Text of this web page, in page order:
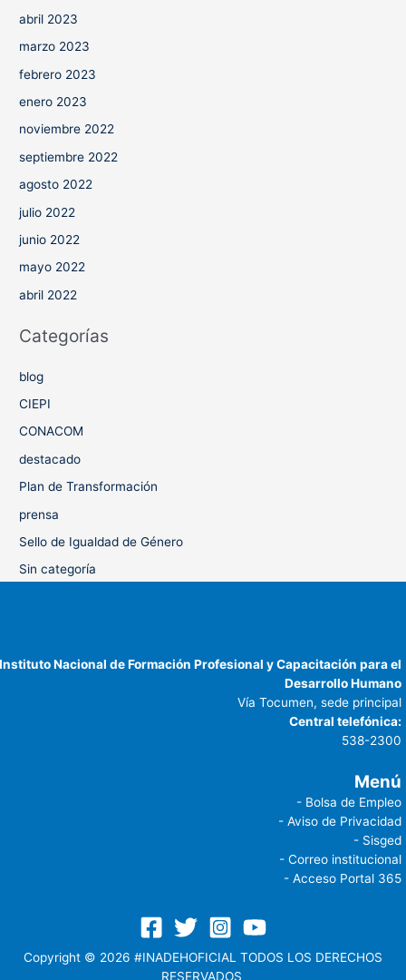
abril 2023
marzo 2023
febrero 2023
enero 2023
noviembre 2022
septiembre 2022
agosto 2022
julio 2022
junio 2022
mayo 2022
abril 2022
Categorías
blog
CIEPI
CONACOM
destacado
Plan de Transformación
prensa
Sello de Igualdad de Género
Sin categoría
Instituto Nacional de Formación Profesional y Capacitación para el
Desarrollo Humano
Vía Tocumen, sede principal
Central telefónica:
538-2300
Menú
- Bolsa de Empleo
- Aviso de Privacidad
- Sisged
- Correo institucional
- Acceso Portal 365
Copyright © 2026 #INADEHOFICIAL TODOS LOS DERECHOS
RESERVADOS